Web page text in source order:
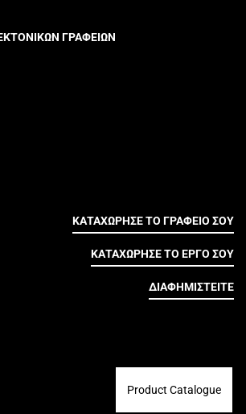
ΓΡΑΦΕΙΩΝ
ΚΑΤΑΧΩΡΗΣΕ ΤΟ ΓΡΑΦΕΙΟ ΣΟΥ
ΚΑΤΑΧΩΡΗΣΕ ΤΟ ΕΡΓΟ ΣΟΥ
ΔΙΑΦΗΜΙΣΤΕΙΤΕ
Product Catalogue